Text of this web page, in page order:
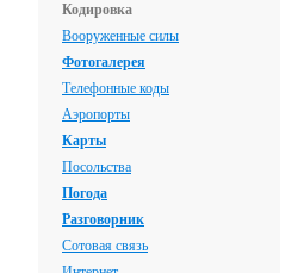
Кодировка
Вооруженные силы
Фотогалерея
Телефонные коды
Аэропорты
Карты
Посольства
Погода
Разговорник
Сотовая связь